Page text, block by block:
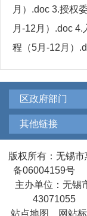
月）.doc 3.授权
月-12月）.doc 4.
程（5月-12月）
区政府部门
其他链接
版权所有：无锡
备06004159号
主办单位：无锡
43071055
站点地图
网站